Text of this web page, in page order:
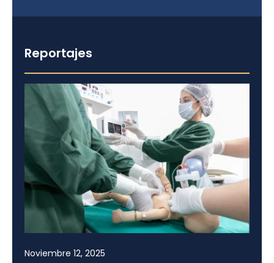
Reportajes
Noviembre 12, 2025